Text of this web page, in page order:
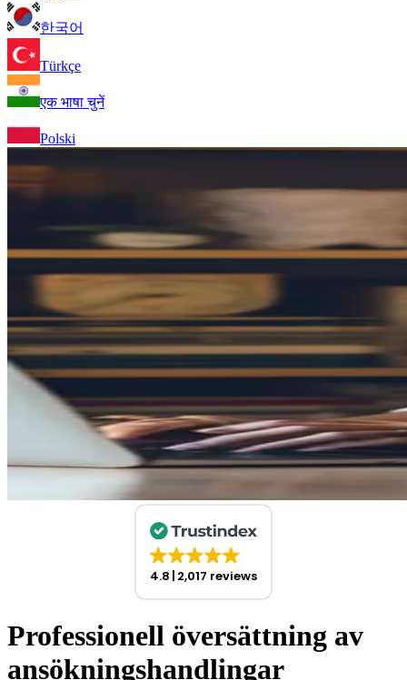
한국어
Türkçe
एक भाषा चुनें
Polski
4.8 2,017 reviews
Professionell översättning av
ansökningshandlingar